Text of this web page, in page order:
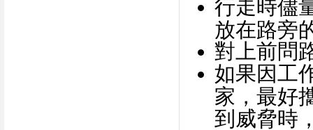
行走時儘
放在路旁
對上前問
如果因工
家，最好
到威脅時